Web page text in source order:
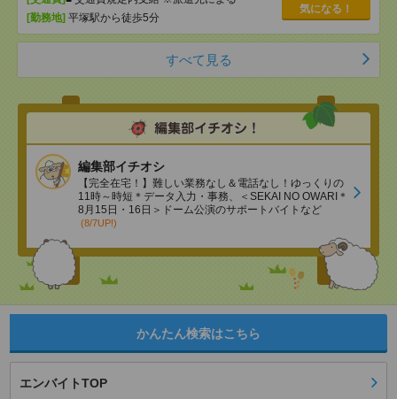
[勤務地] 平塚駅から徒歩5分
気になる！
すべて見る
編集部イチオシ
【完全在宅！】難しい業務なし＆電話なし！ゆっくりの
11時～時短＊データ入力・事務、＜SEKAI NO OWARI＊
8月15日・16日＞ドーム公演のサポートバイトなど
(8/7UP!)
かんたん検索はこちら
エンバイトTOP